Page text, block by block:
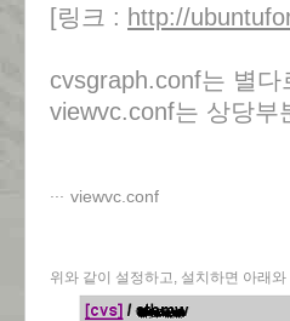
[링크 : http://
cvsgraph.conf는 별다
viewvc.conf는 상당부
viewvc.conf
위와 같이 설정하고, 설치하면 아래